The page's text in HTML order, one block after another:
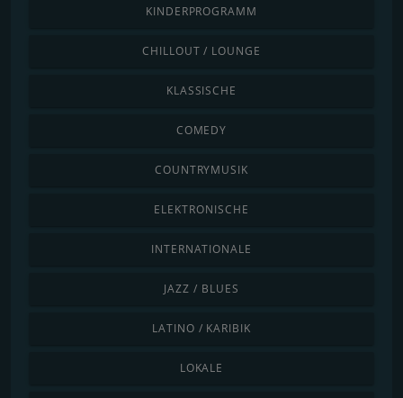
KINDERPROGRAMM
CHILLOUT / LOUNGE
KLASSISCHE
COMEDY
COUNTRYMUSIK
ELEKTRONISCHE
INTERNATIONALE
JAZZ / BLUES
LATINO / KARIBIK
LOKALE